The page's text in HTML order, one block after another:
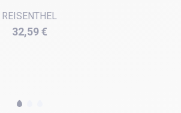
REISENTHEL
Prix
32,59 €